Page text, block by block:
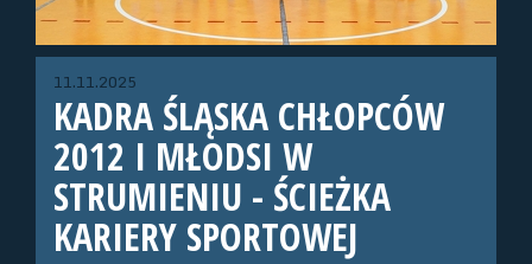
11.11.2025
KADRA ŚLĄSKA CHŁOPCÓW
2012 I MŁODSI W
STRUMIENIU - ŚCIEŻKA
KARIERY SPORTOWEJ